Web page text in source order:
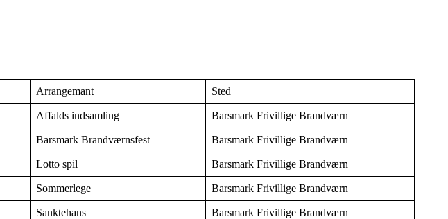
Arrangemant Sted
Affalds indsamling Barsmark Frivillige Brandværn
Barsmark Brandværnsfest Barsmark Frivillige Brandværn
Lotto spil Barsmark Frivillige Brandværn
Sommerlege Barsmark Frivillige Brandværn
Sanktehans Barsmark Frivillige Brandværn